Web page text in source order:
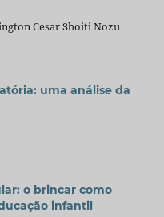
Cesar Shoiti Nozu
uma análise da
o brincar como
infantil